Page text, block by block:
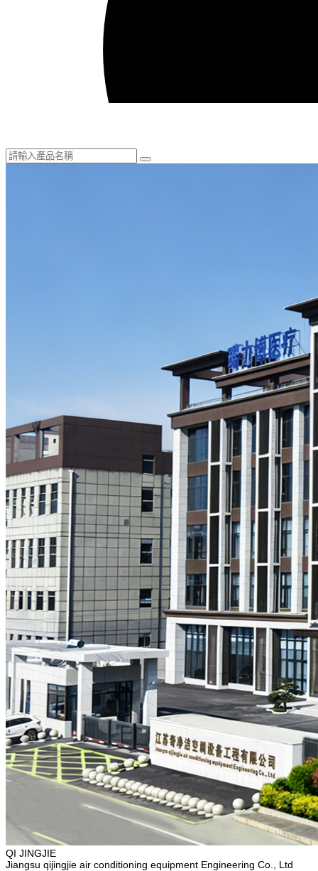
QI JINGJIE
Jiangsu qijingjie air conditioning equipment Engineering Co., Ltd